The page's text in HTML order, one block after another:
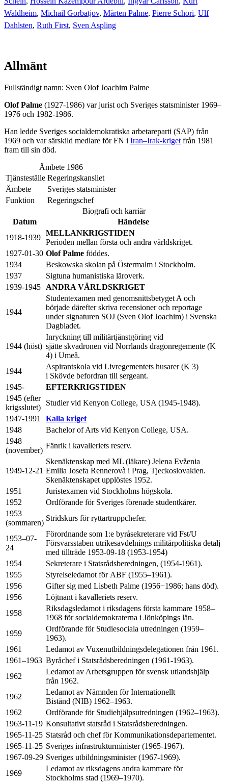
Waldheim, Michail Gorbatjov, Mårten Palme, Pierre Schori, Ulf
Dahlsten, Ruth First, Sven Aspling
Allmänt
Fullständigt namn: Sven Olof Joachim Palme
Olof Palme (1927-1986) var jurist och Sveriges statsminister 1969–
1976 och 1982-1986.
Han ledde Sveriges socialdemokratiska arbetareparti (SAP) från
1969 och var särskild medlare för FN i Iran–Irak-kriget från 1981
fram till sin död.
Ämbete 1986
Tjänsteställe Regeringskansliet
Ämbete
Sveriges statsminister
Funktion
Regeringschef
Biografi och karriär
Datum
Händelse
1918-1939
MELLANKRIGSTIDEN
Perioden mellan första och andra världskriget.
1927-01-30 Olof Palme föddes.
1934
Beskowska skolan på Östermalm i Stockholm.
1937
Sigtuna humanistiska läroverk.
1939-1945
ANDRA VÄRLDSKRIGET
1944
Studentexamen med genomsnittsbetyget A och
började därefter skriva recensioner och reportage
under signaturen SOJ (Sven Olof Joachim) i Svenska
Dagbladet.
1944 (höst)
Inryckning till militärtjänstgöring vid
sjätte skvadronen vid Norrlands dragonregemente (K
4) i Umeå.
1944
Aspirantskola vid Livregementets husarer (K 3)
i Skövde befordran till sergeant.
1945-
EFTERKRIGSTIDEN
1945 (efter
krigsslutet)
Studier vid Kenyon College, USA (1945-1948).
1947-1991
Kalla kriget
1948
Bachelor of Arts vid Kenyon College, USA.
1948
(november)
Fänrik i kavalleriets reserv.
1949-12-21
Skenäktenskap med ML (läkare) Jelena Evženia
Emilia Josefa Rennerovà i Prag, Tjeckoslovakien.
Skenäktenskapet upplöstes 1952.
1951
Juristexamen vid Stockholms högskola.
1952
Ordförande för Sveriges förenade studentkårer.
1953
(sommaren)
Stridskurs för ryttartruppchefer.
1953–07-
24
Förordnande som 1:e byråsekreterare vid Fst/U
Försvarsstaben utrikesavdelnings militärpolitiska detalj
med tillträde 1953-09-18 (1953-1954)
1954
Sekreterare i Statsrådsberedningen, (1954-1961).
1955
Styrelseledamot för ABF (1955–1961).
1956
Gifter sig med Lisbeth Palme (1956−1986; hans död).
1956
Löjtnant i kavalleriets reserv.
1958
Riksdagsledamot i riksdagens första kammare 1958–
1968 för socialdemokraterna i Jönköpings län.
1959
Ordförande för Studiesociala utredningen (1959–
1963).
1961
Ledamot av Vuxenutbildningsdelegationen från 1961.
1961–1963 Byråchef i Statsrådsberedningen (1961-1963).
1962
Ledamot av Arbetsgruppen för svensk utlandshjälp
från 1962.
1962
Ledamot av Nämnden för Internationellt
Bistånd (NIB) 1962–1963.
1962
Ordförande för Studiehjälpsutredningen (1962–1963).
1963-11-19 Konsultativt statsråd i Statsrådsberedningen.
1965-11-25 Statsråd och chef för Kommunikationsdepartementet.
1965-11-25 Sveriges infrastrukturminister (1965-1967).
1967-09-29 Sveriges utbildningsminister (1967-1969).
1969
Ledamot av riksdagens andra kammare för
Stockholms stad (1969–1970).